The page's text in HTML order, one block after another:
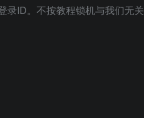
录ID。不按教程锁机与我们无关